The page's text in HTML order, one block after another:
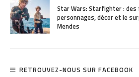
Star Wars: Starfighter :
personnages, décor et le
Mendes
RETROUVEZ-NOUS SUR FACEBOOK